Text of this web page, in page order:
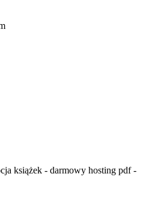
książek - darmowy hosting pdf -